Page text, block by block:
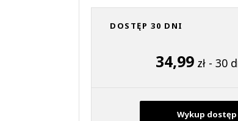
DOSTĘP 30 DNI
34,99 zł - 30
Wykup dostęp